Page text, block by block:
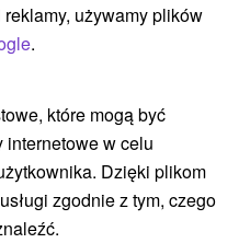
używamy plików
.
które mogą być
internetowe w celu
Dzięki plikom
zgodnie z tym, czego